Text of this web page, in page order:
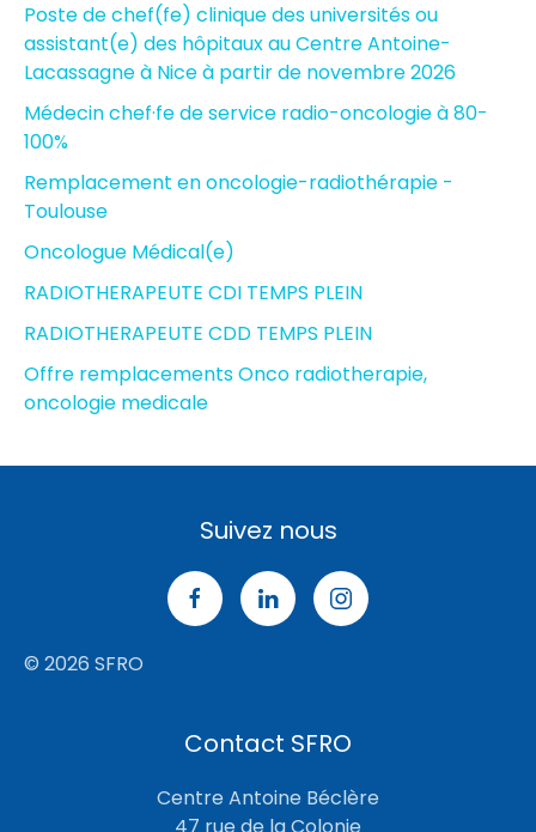
Poste de chef(fe) clinique des universités ou
assistant(e) des hôpitaux au Centre Antoine-
Lacassagne à Nice à partir de novembre 2026
Médecin chef·fe de service radio-oncologie à 80-
100%
Remplacement en oncologie-radiothérapie -
Toulouse
Oncologue Médical(e)
RADIOTHERAPEUTE CDI TEMPS PLEIN
RADIOTHERAPEUTE CDD TEMPS PLEIN
Offre remplacements Onco radiotherapie,
oncologie medicale
Suivez nous
© 2026 SFRO
Contact SFRO
Centre Antoine Béclère